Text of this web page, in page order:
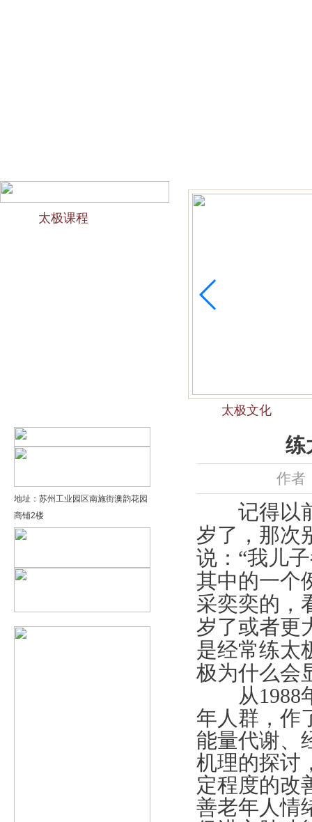
太极课程
地址：苏州工业园区南施街澳韵花园
商铺2楼
太极文化
练
作
记得以前
岁了，那次
说：“我儿
其中的一个
采奕奕的，
岁了或者更
是经常练太
极为什么会
从1988年
年人群，作
能量代谢、
机理的探讨
定程度的改
善老年人情